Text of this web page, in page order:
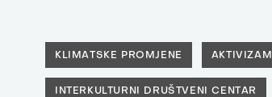
KLIMATSKE PROMJENE AKTIVIZAM
INTERKULTURNI DRUŠTVENI CENTAR